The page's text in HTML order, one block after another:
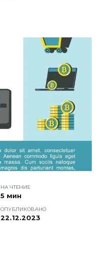
НА ЧТЕНИЕ
5 мин
ОПУБЛИКОВАНО
22.12.2023